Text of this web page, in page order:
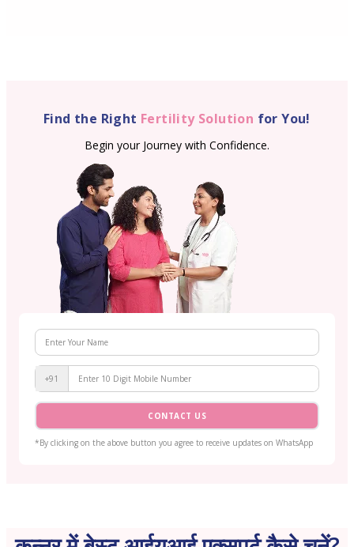
Find the Right Fertility Solution for You!
Begin your Journey with Confidence.
+91
CONTACT US
*By clicking on the above button you agree to receive updates on WhatsApp